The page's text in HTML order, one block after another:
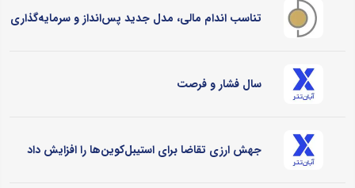
تناسب اندام مالی، مدل جدید پس‌انداز و سرمایه‌گذاری
سال فشار و فرصت
جهش ارزی تقاضا برای استیبل‌کوین‌ها را افزایش داد